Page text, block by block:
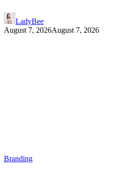
LadyBee
August 7, 2026August 7, 2026
Branding